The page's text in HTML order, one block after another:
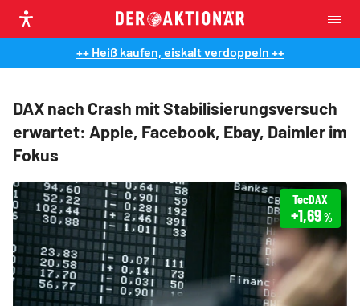
++ Heiß kaufen, eiskalt verdoppeln ++
DAX nach Crash mit Stabilisierungsversuch
erwartet: Apple, Facebook, Ebay, Daimler im
Fokus
TecDAX
+1,69%